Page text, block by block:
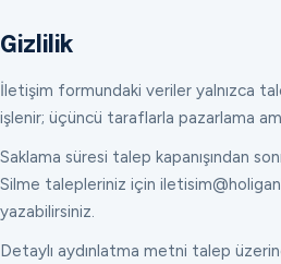
Gizlilik
İletişim formundaki veriler yalnızca
işlenir; üçüncü taraflarla pazarlama
Saklama süresi talep kapanışından
Silme talepleriniz için
yazabilirsiniz.
Detaylı aydınlatma metni talep